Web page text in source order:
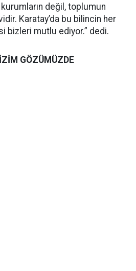
değil, toplumun
Karatay’da bu bilincin her
bizleri mutlu ediyor.” dedi.
GÖZÜMÜZDE